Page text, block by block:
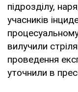
підрозділу,
учасників
процесуальному
вилучили
проведення
уточнили в